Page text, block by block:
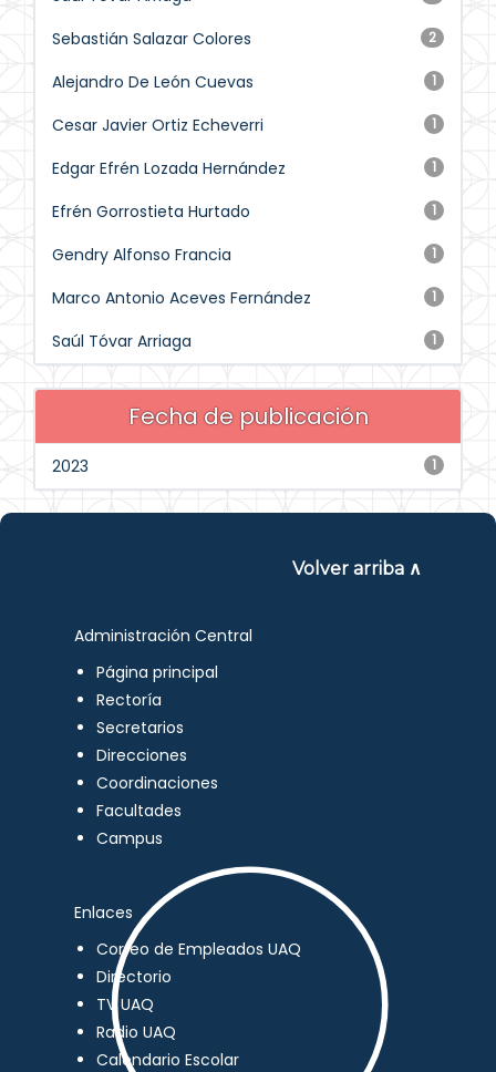
2
Sebastián Salazar Colores
1
Alejandro De León Cuevas
1
Cesar Javier Ortiz Echeverri
1
Edgar Efrén Lozada Hernández
1
Efrén Gorrostieta Hurtado
1
Gendry Alfonso Francia
1
Marco Antonio Aceves Fernández
1
Saúl Tóvar Arriaga
Fecha de publicación
1
2023
Volver arriba ∧
Administración Central
Página principal
Rectoría
Secretarios
Direcciones
Coordinaciones
Facultades
Campus
Enlaces
Correo de Empleados UAQ
Directorio
TV UAQ
Radio UAQ
Calendario Escolar